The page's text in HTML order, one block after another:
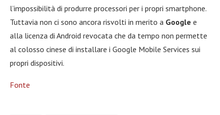
l’impossibilità di produrre processori per i propri smartphone.
Tuttavia non ci sono ancora risvolti in merito a Google e
alla licenza di Android revocata che da tempo non permette
al colosso cinese di installare i Google Mobile Services sui
propri dispositivi.
Fonte